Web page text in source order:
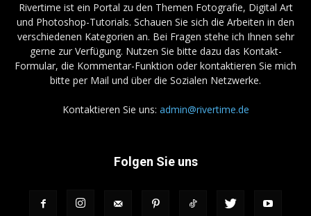
Rivertime ist ein Portal zu den Themen Fotografie, Digital Art
und Photoshop-Tutorials. Schauen Sie sich die Arbeiten in den
verschiedenen Kategorien an. Bei Fragen stehe ich Ihnen sehr
gerne zur Verfügung. Nutzen Sie bitte dazu das Kontakt-
Formular, die Kommentar-Funktion oder kontaktieren Sie mich
bitte per Mail und über die Sozialen Netzwerke.
Kontaktieren Sie uns: admin@rivertime.de
Folgen Sie uns